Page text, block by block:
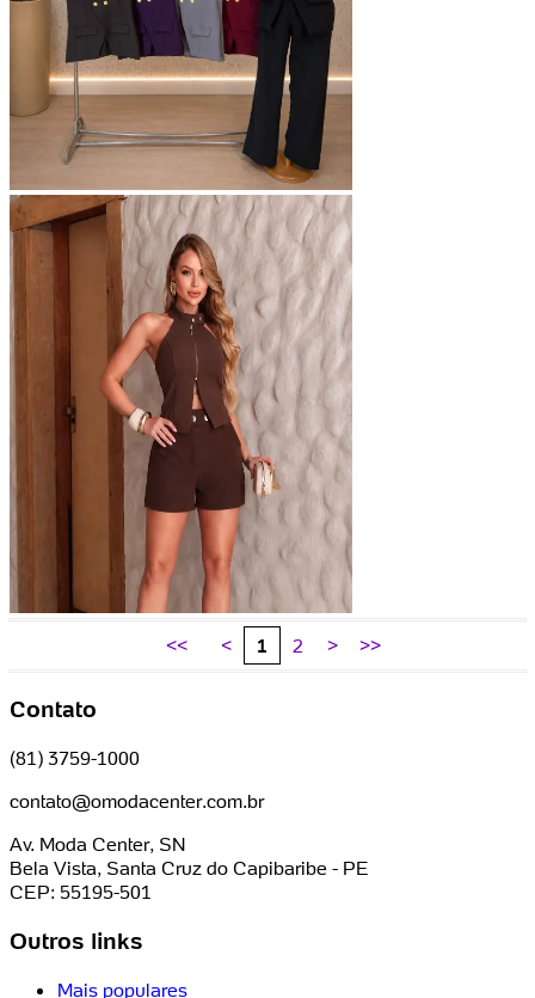
<< < 1 2 > >>
Contato
(81) 3759-1000
contato@omodacenter.com.br
Av. Moda Center, SN
Bela Vista, Santa Cruz do Capibaribe - PE
CEP: 55195-501
Outros links
Mais populares